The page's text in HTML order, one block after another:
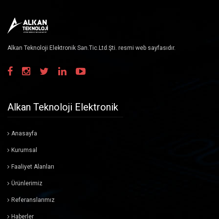
İletişim
Alkan Teknoloji Elektronik San.Tic.Ltd.Şti. resmi web sayfasıdır.
Alkan Teknoloji Elektronik
Anasayfa
Kurumsal
Faaliyet Alanları
Ürünlerimiz
Referanslarımız
Haberler